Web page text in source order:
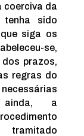
coerciva da
tenha sido
siga os
se,
prazos,
regras do
necessárias
ainda, a